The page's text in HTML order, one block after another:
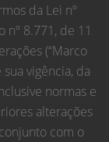
da Lei nº
8.771, de 11
(“Marco
vigência, da
normas e
alterações
com o